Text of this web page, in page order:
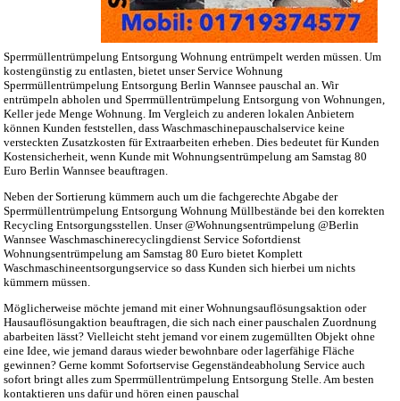
Sperrmüllentrümpelung Entsorgung Wohnung entrümpelt werden müssen. Um
kostengünstig zu entlasten, bietet unser Service Wohnung
Sperrmüllentrümpelung Entsorgung Berlin Wannsee pauschal an. Wir
entrümpeln abholen und Sperrmüllentrümpelung Entsorgung von Wohnungen,
Keller jede Menge Wohnung. Im Vergleich zu anderen lokalen Anbietern
können Kunden feststellen, dass Waschmaschinepauschalservice keine
versteckten Zusatzkosten für Extraarbeiten erheben. Dies bedeutet für Kunden
Kostensicherheit, wenn Kunde mit Wohnungsentrümpelung am Samstag 80
Euro Berlin Wannsee beauftragen.
Neben der Sortierung kümmern auch um die fachgerechte Abgabe der
Sperrmüllentrümpelung Entsorgung Wohnung Müllbestände bei den korrekten
Recycling Entsorgungsstellen. Unser @Wohnungsentrümpelung @Berlin
Wannsee Waschmaschinerecyclingdienst Service Sofortdienst
Wohnungsentrümpelung am Samstag 80 Euro bietet Komplett
Waschmaschineentsorgungservice so dass Kunden sich hierbei um nichts
kümmern müssen.
Möglicherweise möchte jemand mit einer Wohnungsauflösungsaktion oder
Hausauflösungaktion beauftragen, die sich nach einer pauschalen Zuordnung
abarbeiten lässt? Vielleicht steht jemand vor einem zugemüllten Objekt ohne
eine Idee, wie jemand daraus wieder bewohnbare oder lagerfähige Fläche
gewinnen? Gerne kommt Sofortservise Gegenständeabholung Service auch
sofort bringt alles zum Sperrmüllentrümpelung Entsorgung Stelle. Am besten
kontaktieren uns dafür und hören einen pauschal